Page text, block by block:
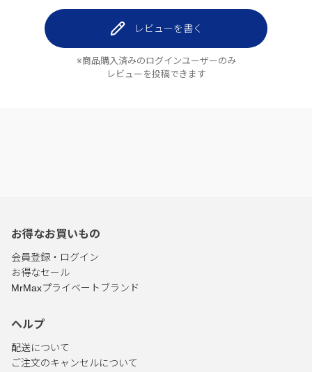
レビューを書く
※商品購入済みのログインユーザーのみ
レビューを投稿できます
お得なお買いもの
会員登録・ログイン
お得なセール
MrMaxプライベートブランド
ヘルプ
配送について
ご注文のキャンセルについて